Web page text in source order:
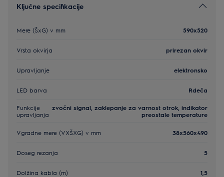
Ključne specifikacije
Mere (ŠxG) v mm 590x520
Vrsta okvirja prirezan okvir
Upravljanje elektronsko
LED barva Rdeča
Funkcije
upravljanja
zvočni signal, zaklepanje za varnost otrok, indikator
preostale temperature
Vgradne mere (VXŠXG) v mm 38x560x490
Doseg rezanja 5
Dolžina kabla (m) 1,5